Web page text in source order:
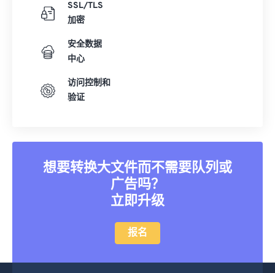
SSL/TLS
加密
安全数据
中心
访问控制和
验证
想要转换大文件而不需要队列或
广告吗？
立即升级
报名